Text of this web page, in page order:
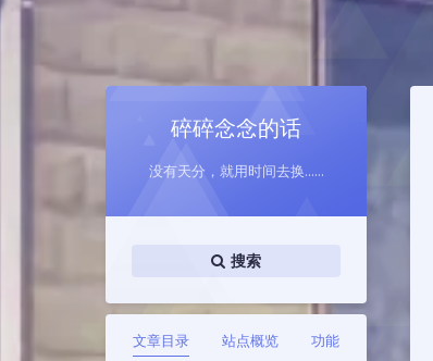
碎碎念念的话
没有天分，就用时间去换......
搜索
文章目录 站点概览 功能